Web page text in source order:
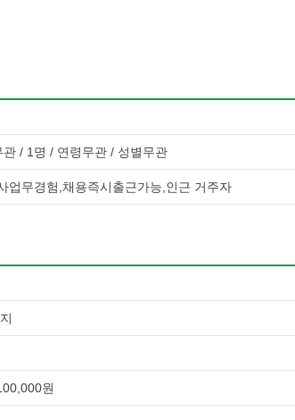
/ 1명 / 연령무관 / 성별무관
업무경험,채용즉시출근가능,인근 거주자
원